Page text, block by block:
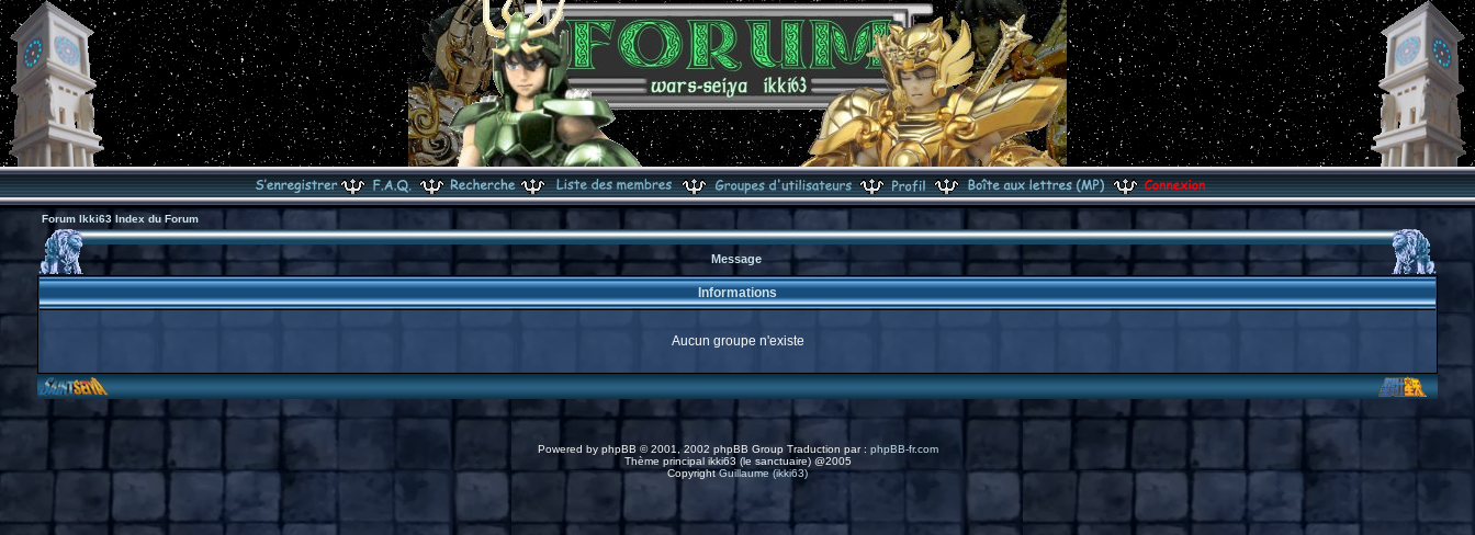
Forum Ikki63 Index du Forum
Message
Informations
Aucun groupe n'existe
Powered by phpBB © 2001, 2002 phpBB Group Traduction par : phpBB-fr.com
Thème principal ikki63 (le sanctuaire) @2005
CopyrightGuillaume (ikki63)